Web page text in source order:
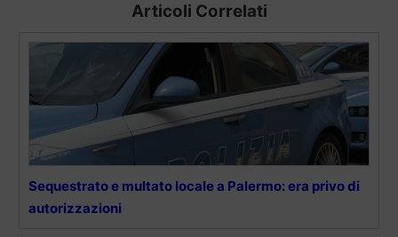
Articoli Correlati
Sequestrato e multato locale a Palermo: era privo di
autorizzazioni